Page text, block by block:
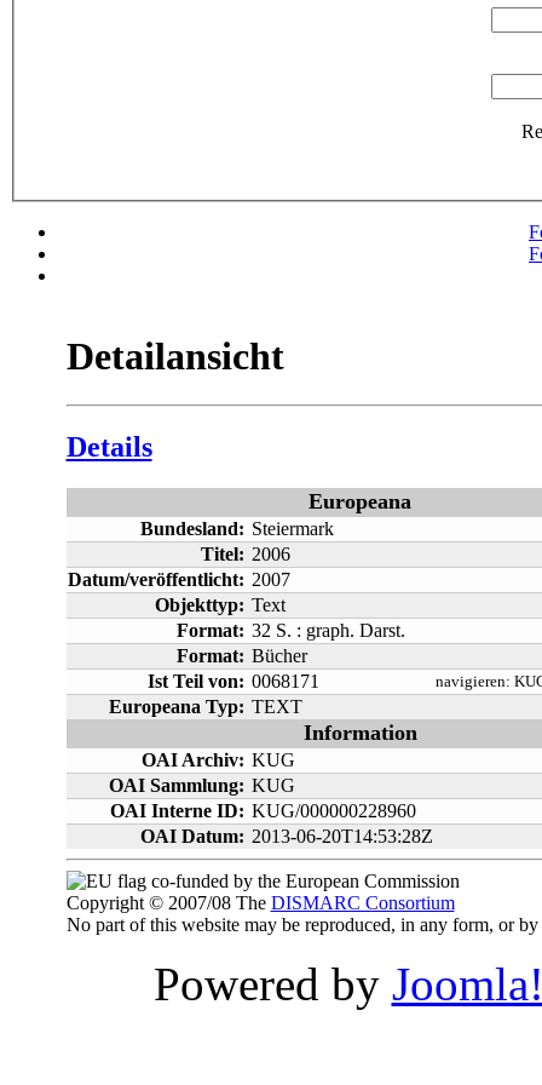
Detailansicht
Details
Europeana
Bundesland: Steiermark
Titel: 2006
Datum/veröffentlicht: 2007
Objekttyp: Text
Format: 32 S. : graph. Darst.
Format: Bücher
Ist Teil von: 0068171 navigieren:
Europeana Typ: TEXT
Information
OAI Archiv: KUG
OAI Sammlung: KUG
OAI Interne ID: KUG/000000228960
OAI Datum: 2013-06-20T14:53:28Z
co-funded by the European Commission
Copyright © 2007/08 The DISMARC Consortium
No part of this website may be reproduced, in any form, or
Powered by